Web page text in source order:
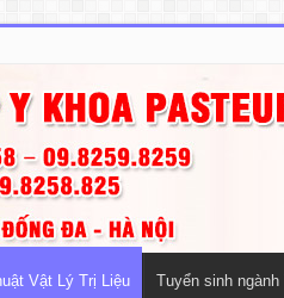
Vật Lý Trị Liệu Tuyển sinh